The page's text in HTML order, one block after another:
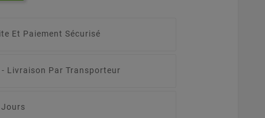
Et Paiement Sécurisé
Livraison Par Transporteur
Jours